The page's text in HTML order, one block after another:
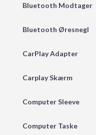
Bluetooth Modtager
Bluetooth Øresnegl
CarPlay Adapter
Carplay Skærm
Computer Sleeve
Computer Taske